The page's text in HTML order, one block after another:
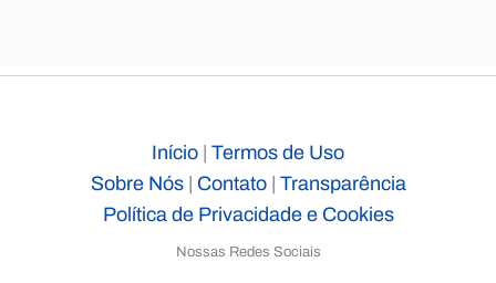
Início | Termos de Uso
Sobre Nós| Contato| Transparência
Política de Privacidade e Cookies
Nossas Redes Sociais